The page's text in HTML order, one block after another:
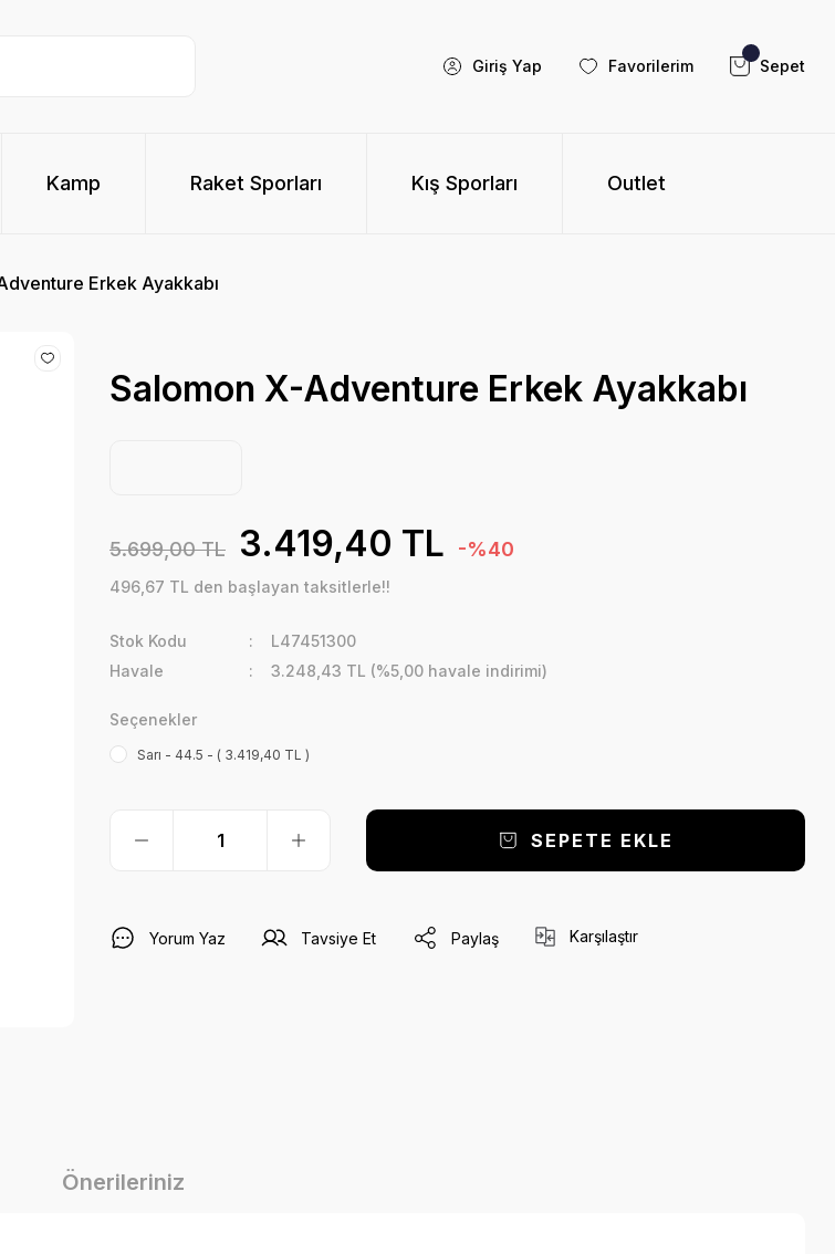
Giriş Yap Favorilerim Sepet
Kamp Raket Sporları Kış Sporları Outlet
Erkek Ayakkabı
Salomon X-Adventure Erkek Ayakkabı
5.699,00 TL 3.419,40 TL -%40
496,67 TL den başlayan taksitlerle!!
Stok Kodu
L47451300
Havale
3.248,43 TL (%5,00 havale indirimi)
Seçenekler
Sarı - 44.5 - ( 3.419,40 TL )
SEPETE EKLE
Yorum Yaz Tavsiye Et Paylaş Karşılaştır
Önerileriniz